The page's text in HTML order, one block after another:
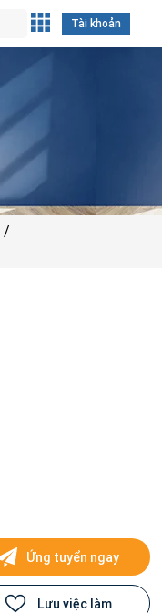
Tài khoản
Ứng tuyển ngay
Lưu việc làm